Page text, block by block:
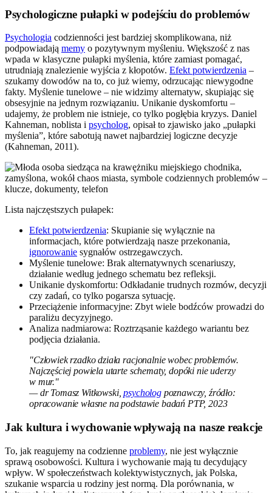
Psychologiczne pułapki w podejściu do problemów
Psychologia codzienności jest bardziej skomplikowana, niż
podpowiadają memy o pozytywnym myśleniu. Większość z nas
wpada w klasyczne pułapki myślenia, które zamiast pomagać,
utrudniają znalezienie wyjścia z kłopotów. Efekt potwierdzenia –
szukamy dowodów na to, co już wiemy, odrzucając niewygodne
fakty. Myślenie tunelowe – nie widzimy alternatyw, skupiając się
obsesyjnie na jednym rozwiązaniu. Unikanie dyskomfortu –
udajemy, że problem nie istnieje, co tylko pogłębia kryzys. Daniel
Kahneman, noblista i psycholog, opisał to zjawisko jako „pułapki
myślenia”, które sabotują nawet najbardziej logiczne decyzje
(Kahneman, 2011).
Lista najczęstszych pułapek:
Efekt potwierdzenia: Skupianie się wyłącznie na
informacjach, które potwierdzają nasze przekonania,
ignorowanie sygnałów ostrzegawczych.
Myślenie tunelowe: Brak alternatywnych scenariuszy,
działanie według jednego schematu bez refleksji.
Unikanie dyskomfortu: Odkładanie trudnych rozmów, decyzji
czy zadań, co tylko pogarsza sytuację.
Przeciążenie informacyjne: Zbyt wiele bodźców prowadzi do
paraliżu decyzyjnego.
Analiza nadmiarowa: Roztrząsanie każdego wariantu bez
podjęcia działania.
"Człowiek rzadko działa racjonalnie wobec problemów.
Najczęściej powiela utarte schematy, dopóki nie uderzy
w mur."
— dr Tomasz Witkowski,psychologpoznawczy, źródło:
opracowanie własne na podstawie badań PTP, 2023
Jak kultura i wychowanie wpływają na nasze reakcje
To, jak reagujemy na codzienne problemy, nie jest wyłącznie
sprawą osobowości. Kultura i wychowanie mają tu decydujący
wpływ. W społeczeństwach kolektywistycznych, jak Polska,
szukanie wsparcia u rodziny jest normą. Dla porównania, w